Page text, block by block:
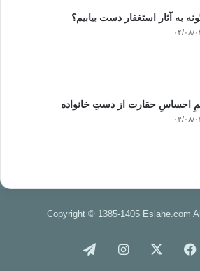
به آثار استغفار دست بیابیم؟
۰۸/۰۳
احساسِ حقارت از دستِ خانواده
۰۸/۰۳
Copyright © 1385-1405 Eslahe.com
فیس اینستاگرام